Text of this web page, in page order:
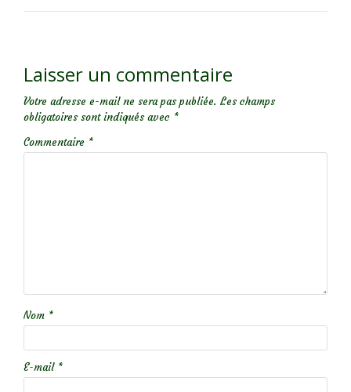
Laisser un commentaire
Votre adresse e-mail ne sera pas publiée. Les champs
obligatoires sont indiqués avec *
Commentaire *
Nom *
E-mail *